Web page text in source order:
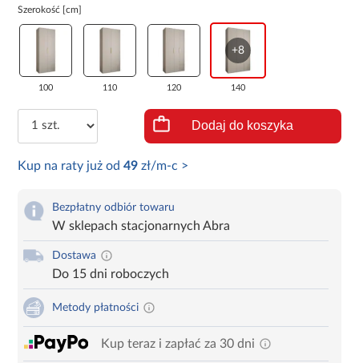
Szerokość [cm]
100 110 120
+8
140
Dodaj do koszyka
Kup na raty już od49 zł/m-c >
Bezpłatny odbiór towaru
W sklepach stacjonarnych Abra
Dostawa
Do 15 dni roboczych
Metody płatności
Kup teraz i zapłać za 30 dni